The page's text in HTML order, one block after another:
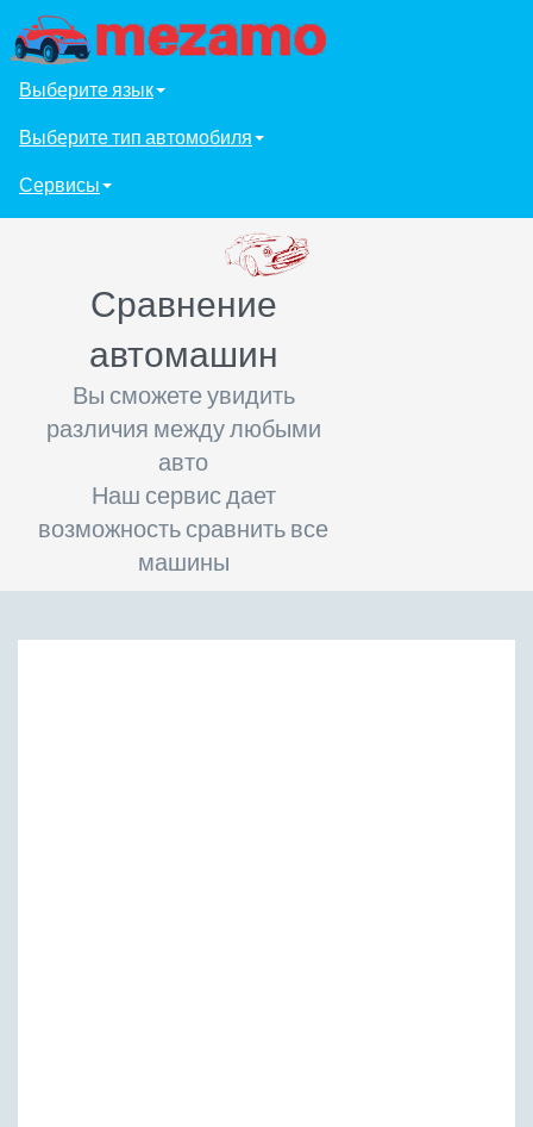
Выберите язык
Выберите тип автомобиля
Сервисы
Сравнение
автомашин
Вы сможете увидить
различия между любыми
авто
Наш сервис дает
возможность сравнить все
машины